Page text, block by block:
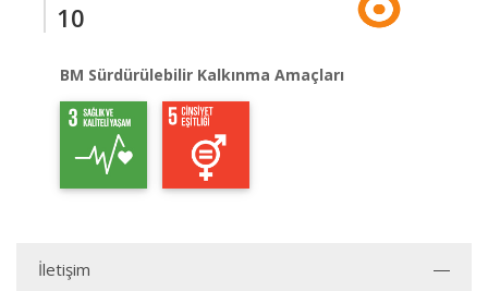
10
BM Sürdürülebilir Kalkınma Amaçları
İletişim